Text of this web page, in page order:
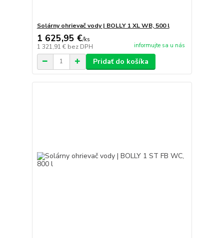
Solárny ohrievač vody | BOLLY 1 XL WB, 500 l
1 625,95 €/ks
1 321,91 € bez DPH informujte sa u nás
Pridať do košíka